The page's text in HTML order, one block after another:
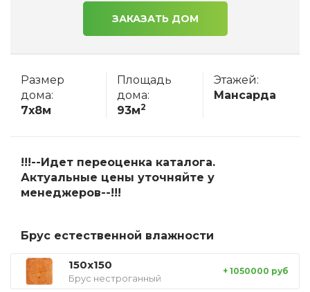
ЗАКАЗАТЬ ДОМ
Размер
дома:
7x8м
Площадь
дома:
93м2
Этажей:
Мансарда
!!!--Идет переоценка каталога.
Актуальные цены уточняйте у
менеджеров--!!!
Брус естественной влажности
150x150
Брус нестроганный
+ 1050000 руб